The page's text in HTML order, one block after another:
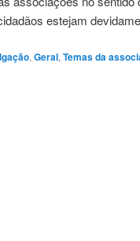
estejam
, Geral, Temas da